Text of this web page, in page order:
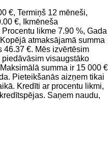
€, Termiņš 12 mēneši,
€, Ikmēneša
likme 7.90 %, Gada
atmaksājamā summa
46.37 €. Mēs izvērtēsim
visaugstāko
summa ir 15 000 €
Pieteikšanās aizņem tikai
Kredīti ar procentu likmi,
Saņem naudu,